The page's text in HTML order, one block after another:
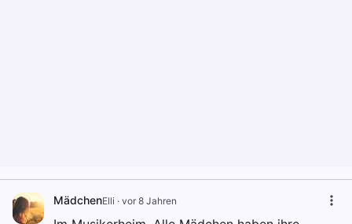
MädchenElli · vor 8 Jahren